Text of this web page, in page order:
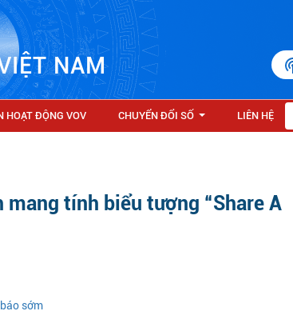
NAM
HOẠT ĐỘNG VOV CHUYỂN ĐỔI SỐ LIÊN HỆ
tính biểu tượng “Share A
sớm